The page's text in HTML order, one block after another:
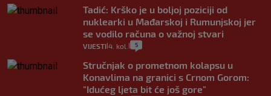
Tadić: Krško je u boljoj poziciji od
nuklearki u Mađarskoj i Rumunjskoj jer
se vodilo računa o važnoj stvari
VIJESTI 4. kol. 5
Stručnjak o prometnom kolapsu u
Konavlima na granici s Crnom Gorom:
"Idućeg ljeta bit će još gore"